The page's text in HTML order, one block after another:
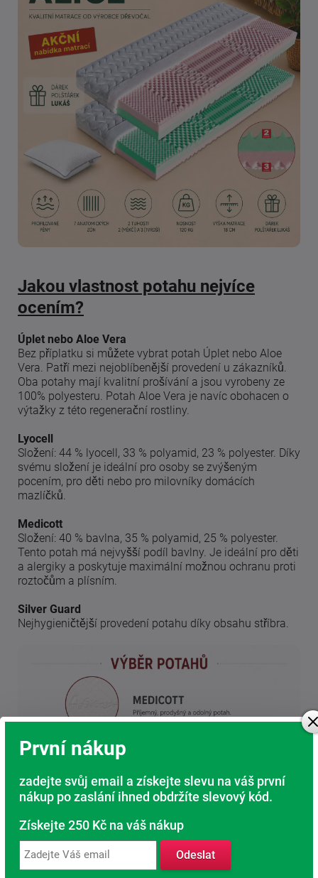
Jakou vlastnost potahu nejvíce
ocením?
Úplet nebo Aloe Vera
Bez příplatku si můžete vybrat potah Úplet nebo Aloe
Vera. Patří mezi nejoblíbenější provedení u zákazníků.
Oba potahy mají kvalitní prošívání a jsou vyrobeny ze
100% polyesteru. Potah Aloe Vera je navíc obohacen o
výtažky z této regenerační rostliny.
Lyocell
Složení: 44 % lyocell, 33 % polyamid, 23 % polyester. Díky
svému složení je ideální pro osoby se zvýšeným
pocením, pro děti nebo pro milovníky domácích
mazlíčků.
Medicott
Složení: 40 % bavlna, 35 % polyamid, 25 % polyester.
Tento potah má nejvyšší podíl bavlny. Je ideální pro děti
a alergiky a poskytuje maximální možnou ochranu proti
roztočům a plísním.
Silver Guard
Nejhygieničtější provedení potahu díky obsahu stříbra.
První nákup
zadejte svůj email a získejte slevu na váš první
nákup po zaslání ihned obdržíte slevový kód.
Získejte 250 Kč na váš nákup
Odeslat